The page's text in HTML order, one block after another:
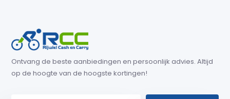
Ontvang de beste aanbiedingen en persoonlijk advies. Altijd
op de hoogte van de hoogste kortingen!